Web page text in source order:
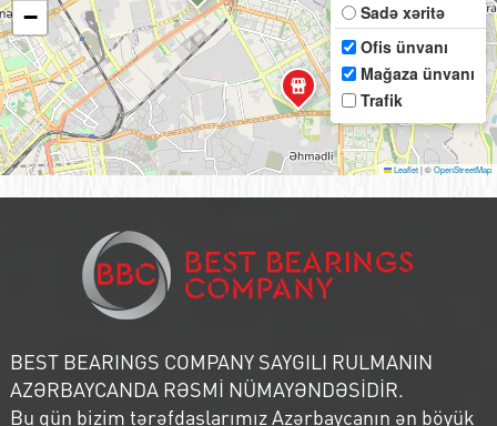
−
Sadə xəritə
Ofis ünvanı
Mağaza ünvanı
Trafik
Leaflet|©OpenStreetMap
BEST BEARINGS COMPANY SAYGILI RULMANIN
AZƏRBAYCANDA RƏSMİ NÜMAYƏNDƏSİDİR.
Bu gün bizim tərəfdaşlarımız Azərbaycanın ən böyük